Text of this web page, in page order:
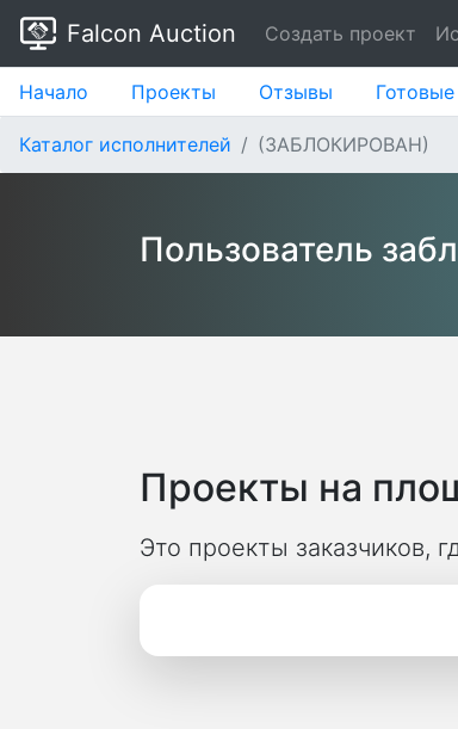
Falcon Auction Создать проект
Начало Проекты Отзывы
Каталог исполнителей (ЗАБЛОКИРОВАН)
Пользователь
Проекты на
Это проекты заказчиков,